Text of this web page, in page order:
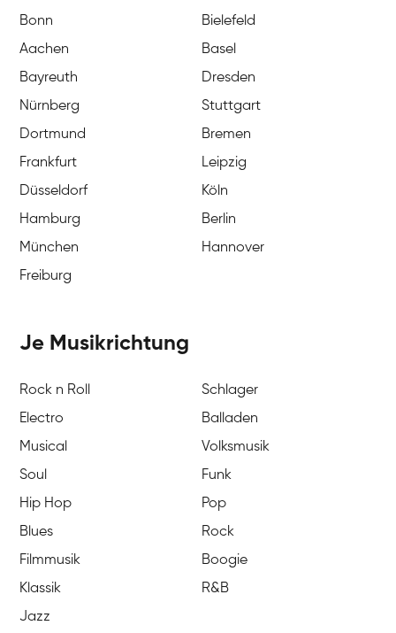
Bonn
Bielefeld
Aachen
Basel
Bayreuth
Dresden
Nürnberg
Stuttgart
Dortmund
Bremen
Frankfurt
Leipzig
Düsseldorf
Köln
Hamburg
Berlin
München
Hannover
Freiburg
Je Musikrichtung
Rock n Roll
Schlager
Electro
Balladen
Musical
Volksmusik
Soul
Funk
Hip Hop
Pop
Blues
Rock
Filmmusik
Boogie
Klassik
R&B
Jazz